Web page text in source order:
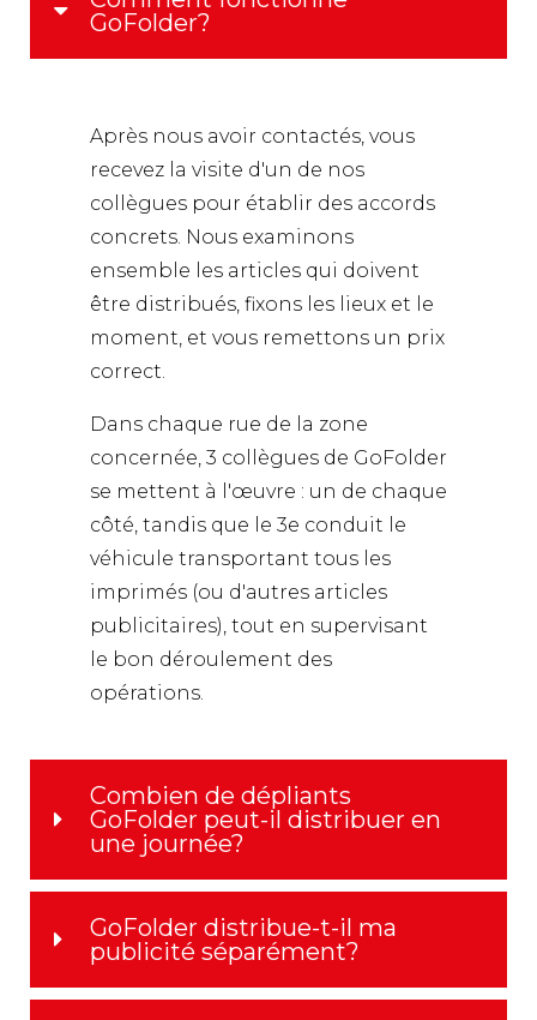
GoFolder?
Après nous avoir contactés, vous
recevez la visite d'un de nos
collègues pour établir des accords
concrets. Nous examinons
ensemble les articles qui doivent
être distribués, fixons les lieux et le
moment, et vous remettons un prix
correct.
Dans chaque rue de la zone
concernée, 3 collègues de GoFolder
se mettent à l'œuvre : un de chaque
côté, tandis que le 3e conduit le
véhicule transportant tous les
imprimés (ou d'autres articles
publicitaires), tout en supervisant
le bon déroulement des
opérations.
Combien de dépliants
GoFolder peut-il distribuer en
une journée?
GoFolder distribue-t-il ma
publicité séparément?